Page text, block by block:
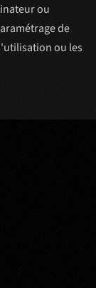
ou
de
ou les